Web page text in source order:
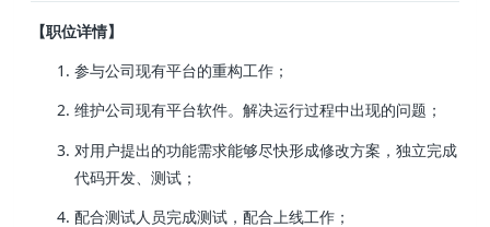
【职位详情】
参与公司现有平台的重构工作；
维护公司现有平台软件。解决运行过程中出现的问题；
对用户提出的功能需求能够尽快形成修改方案，独立完成
代码开发、测试；
配合测试人员完成测试，配合上线工作；